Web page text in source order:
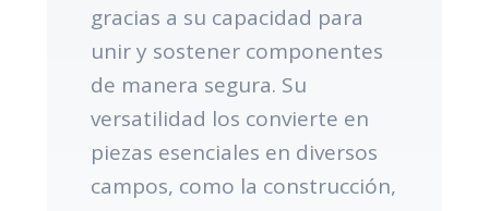
gracias a su capacidad para
unir y sostener componentes
de manera segura. Su
versatilidad los convierte en
piezas esenciales en diversos
campos, como la construcción,